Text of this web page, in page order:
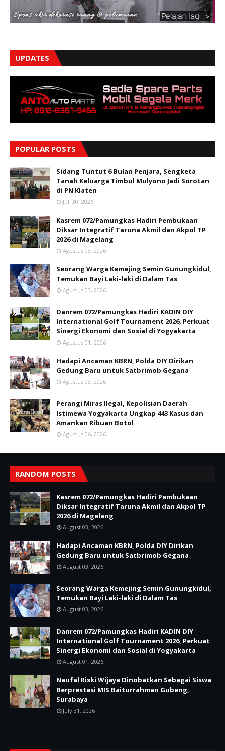
UPDATES
POPULAR POSTS
Sidang Tuntut 6 Bulan Penjara, Sengketa
Tanah Keluarga Timbul Mulyono Jadi Sorotan
di PN Klaten
Juli 30, 2026
Kasrem 072/Pamungkas Hadiri Pembukaan
Diksar Integratif Taruna Akmil dan Akpol TP
2026 di Magelang
Agustus 03, 2026
Seorang Warga Kemejing Semin Gunungkidul,
Temukan Bayi Laki-laki di Dalam Tas
Agustus 03, 2026
Danrem 072/Pamungkas Hadiri KADIN DIY
International Golf Tournament 2026, Perkuat
Sinergi Ekonomi dan Sosial di Yogyakarta
Agustus 01, 2026
Hadapi Ancaman KBRN, Polda DIY Dirikan
Gedung Baru untuk Satbrimob Gegana
Agustus 03, 2026
Perangi Miras Ilegal, Kepolisian Daerah
Istimewa Yogyakarta Ungkap 443 Kasus dan
Amankan Ribuan Botol
Agustus 06, 2026
RANDOM POSTS
Kasrem 072/Pamungkas Hadiri Pembukaan
Diksar Integratif Taruna Akmil dan Akpol TP
2026 di Magelang
August 03, 2026
Hadapi Ancaman KBRN, Polda DIY Dirikan
Gedung Baru untuk Satbrimob Gegana
August 03, 2026
Seorang Warga Kemejing Semin Gunungkidul,
Temukan Bayi Laki-laki di Dalam Tas
August 03, 2026
Danrem 072/Pamungkas Hadiri KADIN DIY
International Golf Tournament 2026, Perkuat
Sinergi Ekonomi dan Sosial di Yogyakarta
August 01, 2026
Naufal Riski Wijaya Dinobatkan Sebagai Siswa
Berprestasi MIS Baiturrahman Gubeng,
Surabaya
July 31, 2026